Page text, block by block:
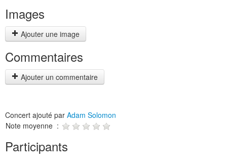
Images
Ajouter une image
Commentaires
Ajouter un commentaire
Concert ajouté par Adam Solomon
Note moyenne :
Participants